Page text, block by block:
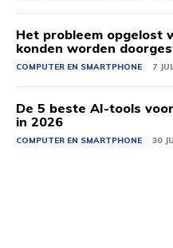
Het probleem opgelost
konden worden
COMPUTER EN SMARTPHONE 7
De 5 beste AI-tools
in 2026
COMPUTER EN SMARTPHONE 30